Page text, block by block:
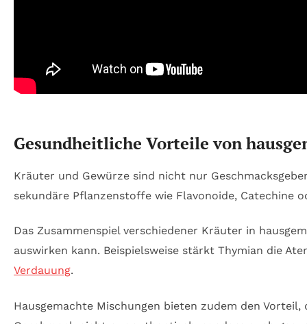
Gesundheitliche Vorteile von
Kräuter und Gewürze sind nicht nur
sekundäre Pflanzenstoffe wie Flavonoide, Catechine
Das Zusammenspiel verschiedener Kräuter in
auswirken kann. Beispielsweise stärkt Thymian die
Verdauung.
Hausgemachte Mischungen bieten zudem den